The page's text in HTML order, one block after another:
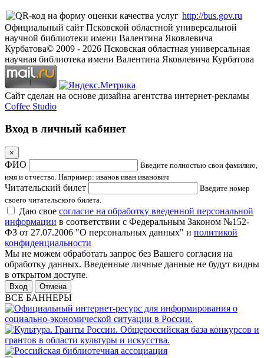
http://bus.gov.ru
Официальный сайт Псковской областной универсальной
научной библиотеки имени Валентина Яковлевича
Курбатова© 2009 - 2026 Псковская областная универсальная
научная библиотека имени Валентина Яковлевича Курбатова
Сайт сделан на основе дизайна агентства интернет-рекламы
Coffee Studio
Вход в личный кабинет
×
ФИО
Введите полностью свои фамилию,
имя и отчество. Например: иванов иван иванович
Читательский билет
Введите номер
своего читательского билета.
Даю свое согласие на обработку введенной персональной
информации в соответствии с Федеральным Законом №152-
ФЗ от 27.07.2006 "О персональных данных" и политикой
конфиденциальности
Мы не можем обработать запрос без Вашего согласия на
обработку данных. Введенные личные данные не будут видны
в открытом доступе.
Отмена
ВСЕ БАННЕРЫ